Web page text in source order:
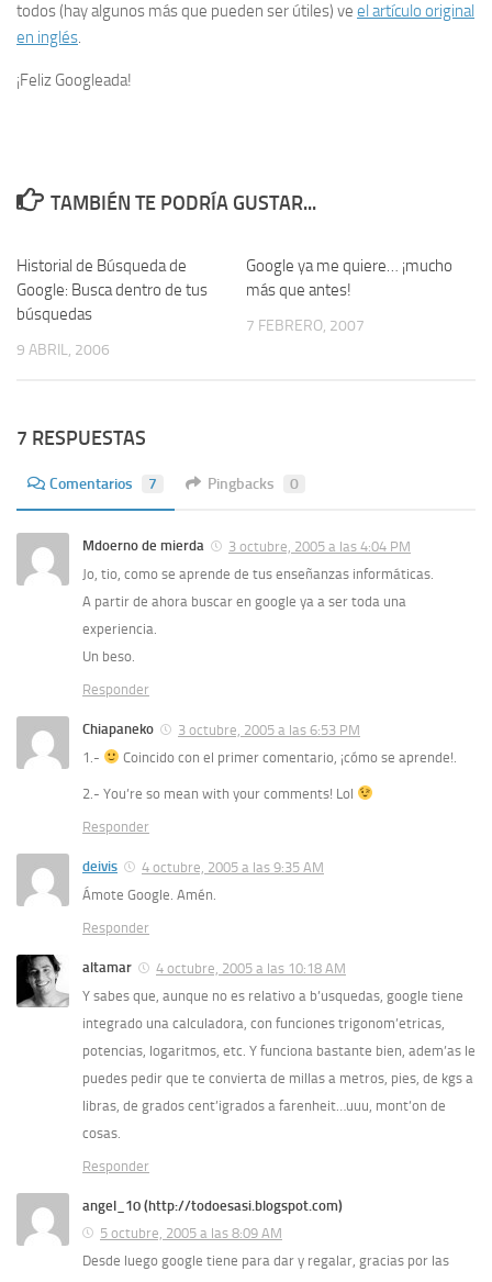
todos (hay algunos más que pueden ser útiles) ve el artículo original
en inglés.
¡Feliz Googleada!
TAMBIÉN TE PODRÍA GUSTAR...
Historial de Búsqueda de
Google: Busca dentro de tus
búsquedas
9 ABRIL, 2006
Google ya me quiere… ¡mucho
más que antes!
7 FEBRERO, 2007
7 RESPUESTAS
Comentarios 7 Pingbacks 0
Mdoerno de mierda
3 octubre, 2005 a las 4:04 PM
Jo, tio, como se aprende de tus enseñanzas informáticas.
A partir de ahora buscar en google ya a ser toda una
experiencia.
Un beso.
Responder
Chiapaneko
3 octubre, 2005 a las 6:53 PM
1.-
Coincido con el primer comentario, ¡cómo se aprende!.
2.- You’re so mean with your comments! Lol
Responder
deivis
4 octubre, 2005 a las 9:35 AM
Ámote Google. Amén.
Responder
altamar
4 octubre, 2005 a las 10:18 AM
Y sabes que, aunque no es relativo a b’usquedas, google tiene
integrado una calculadora, con funciones trigonom’etricas,
potencias, logaritmos, etc. Y funciona bastante bien, adem’as le
puedes pedir que te convierta de millas a metros, pies, de kgs a
libras, de grados cent’igrados a farenheit…uuu, mont’on de
cosas.
Responder
angel_10 (http://todoesasi.blogspot.com)
5 octubre, 2005 a las 8:09 AM
Desde luego google tiene para dar y regalar, gracias por las